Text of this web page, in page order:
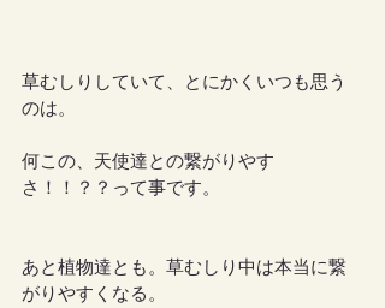
草むしりしていて、とにかくいつも思う
のは。
何この、天使達との繋がりやす
さ！！？？って事です。
あと植物達とも。草むしり中は本当に繋
がりやすくなる。